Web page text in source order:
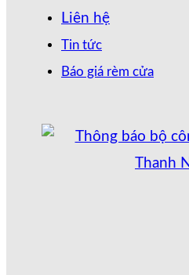
Liên hệ
Tin tức
Báo giá rèm cửa